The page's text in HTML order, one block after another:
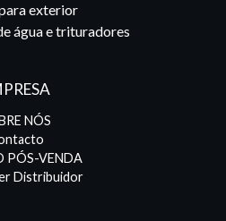
exterior
água e trituradores
NÓS
PÓS-VENDA
Distribuidor